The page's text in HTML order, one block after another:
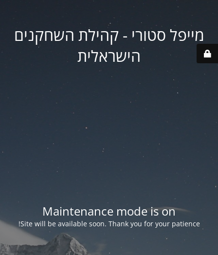
מייפל סטורי - קהילת השחקנים
הישראלית
Maintenance mode is on
Site will be available soon. Thank you for your patience!